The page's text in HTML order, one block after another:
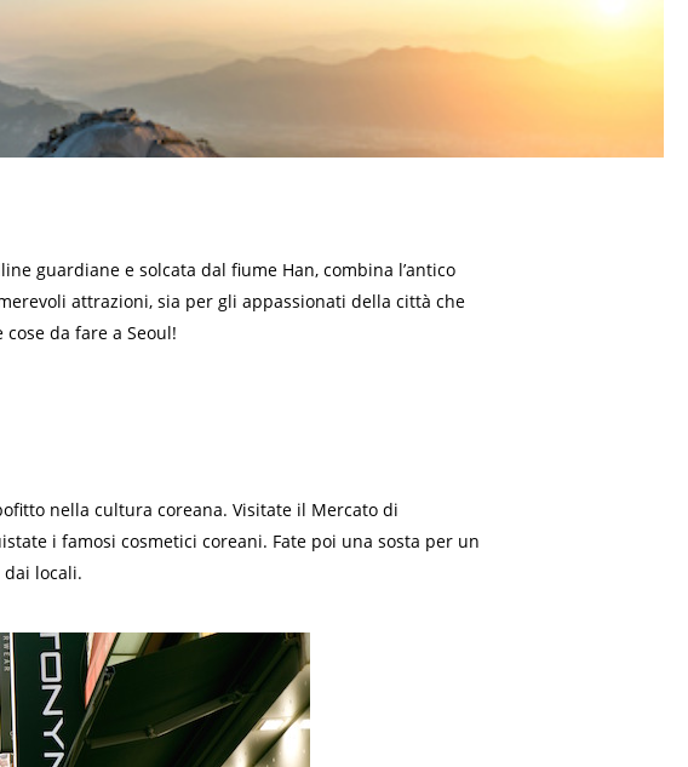
guardiane e solcata dal fiume Han, combina l’antico
attrazioni, sia per gli appassionati della città che
da fare a Seoul!
nella cultura coreana. Visitate il Mercato di
i famosi cosmetici coreani. Fate poi una sosta per un
dai locali.